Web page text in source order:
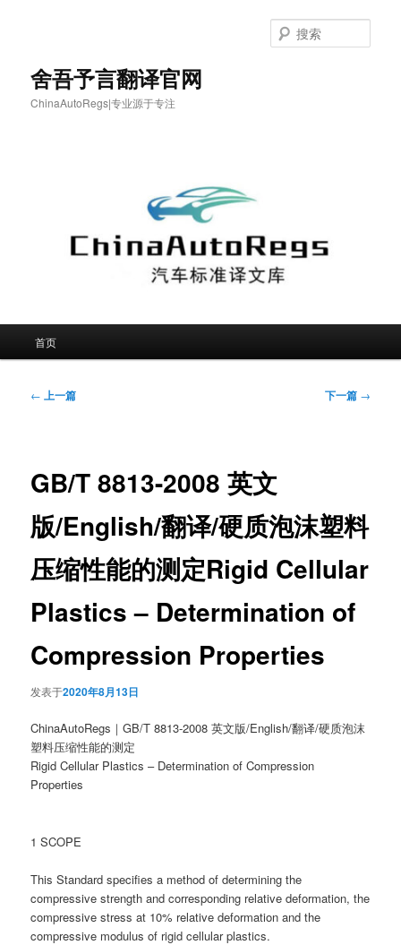
舍吾予言翻译官网
ChinaAutoRegs|专业源于专注
索
首页
文
← 上一篇 下一篇 →
GB/T 8813-2008 英文
版/English/翻译/硬质泡沫塑料
压缩性能的测定Rigid Cellular
Plastics – Determination of
Compression Properties
发表于2020年8月13日
ChinaAutoRegs｜GB/T 8813-2008 英文版/English/翻译/硬质泡沫
塑料压缩性能的测定
Rigid Cellular Plastics – Determination of Compression
Properties
1 SCOPE
This Standard specifies a method of determining the
compressive strength and corresponding relative deformation, the
compressive stress at 10% relative deformation and the
compressive modulus of rigid cellular plastics.